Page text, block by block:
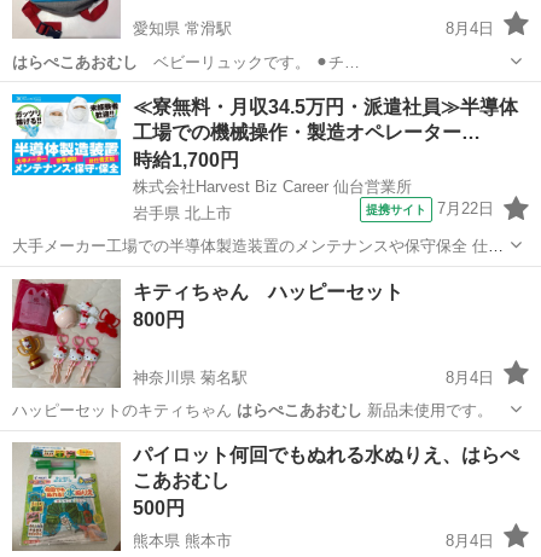
愛知県 常滑駅
8月4日
はらぺこあおむし
ベビーリュックです。 ⚫︎チ…
愛知 常滑市 常滑駅 ベビー用品
≪寮無料・月収34.5万円・派遣社員≫半導体
工場での機械操作・製造オペレーター…
時給1,700円
株式会社Harvest Biz Career 仙台営業所
岩手県 北上市
提携サイト 7月22日
大手メーカー工場での半導体製造装置のメンテナンスや保守保全 仕事
内容 ＼フラッシュメモリの製造を行う工場で半導体製造装置の保守・
点検のお仕事／ 新工場新設に伴い、請負現場の立ち上げを行います！
※立ち上げ時期目安：2...
岩手 北上市
キティちゃん ハッピーセット
800円
神奈川県 菊名駅
8月4日
ハッピーセットのキティちゃん はらぺこあおむし 新品未使用です。
神奈川 横浜市 菊名駅 キッズ用品 キティちゃん
パイロット何回でもぬれる水ぬりえ、はらぺ
こあおむし
500円
熊本県 熊本市
8月4日